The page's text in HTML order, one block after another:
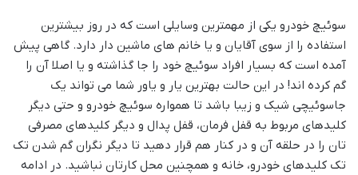
سوئیچ خودرو یکی از مهمترین وسایلی است که در روز بیشترین
استفاده را از سوی آقایان و یا خانم های ماشین دار دارد. گاهی پیش
آمده است که بسیار افراد سوئیچ خود را جا گذاشته و یا اصلا آن را
گم کرده اند! در این حالت بهترین یار و یاور شما می تواند یک
جاسوئیچی شیک و زیبا باشد تا همواره سوئیچ خودرو و حتی دیگر
کلیدهای مربوط به قفل فرمان، قفل پدال و دیگر کلیدهای مصرفی
تان را در حلقه آن و در کنار هم قرار دهید تا دیگر نگران گم شدن تک
تک کلیدهای خودرو، خانه و همچنین محل کارتان نباشید. در ادامه